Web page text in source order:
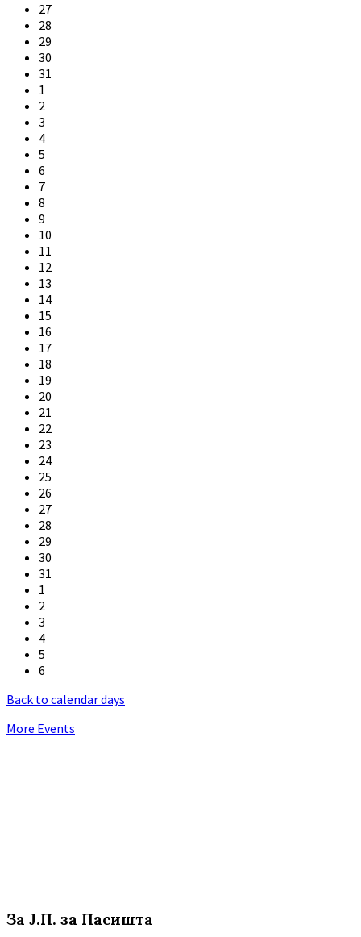
27
28
29
30
31
1
2
3
4
5
6
7
8
9
10
11
12
13
14
15
16
17
18
19
20
21
22
23
24
25
26
27
28
29
30
31
1
2
3
4
5
6
Back to calendar days
More Events
За Ј.П. за Пасишта